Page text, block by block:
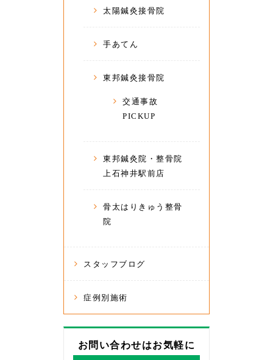
太陽鍼灸接骨院
手あてん
東邦鍼灸接骨院
交通事故
PICKUP
東邦鍼灸院・整骨院
上石神井駅前店
骨太はりきゅう整骨
院
スタッフブログ
症例別施術
お問い合わせはお気軽に